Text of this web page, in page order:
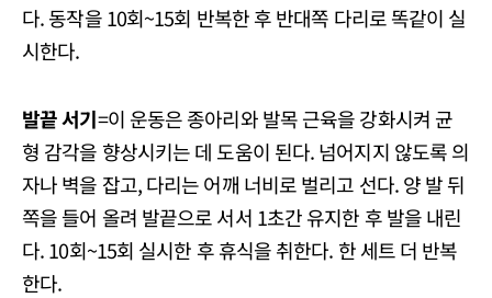
다. 동작을 10회~15회 반복한 후 반대쪽 다리로 똑같이 실
시한다.
발끝 서기=이 운동은 종아리와 발목 근육을 강화시켜 균
형 감각을 향상시키는 데 도움이 된다. 넘어지지 않도록 의
자나 벽을 잡고, 다리는 어깨 너비로 벌리고 선다. 양 발 뒤
쪽을 들어 올려 발끝으로 서서 1초간 유지한 후 발을 내린
다. 10회~15회 실시한 후 휴식을 취한다. 한 세트 더 반복
한다.